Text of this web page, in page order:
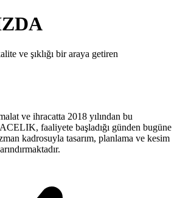
ve şıklığı bir araya getiren
ve ihracatta 2018 yılından bu
, faaliyete başladığı günden bugüne
kadrosuyla tasarım, planlama ve kesim